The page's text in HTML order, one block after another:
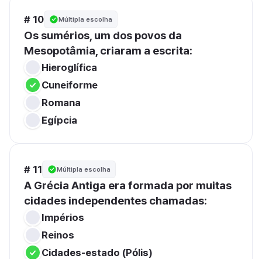
# 10 Múltipla escolha
Os sumérios, um dos povos da
Mesopotâmia, criaram a escrita:
Hieroglífica
Cuneiforme
Romana
Egípcia
# 11 Múltipla escolha
A Grécia Antiga era formada por muitas
cidades independentes chamadas:
Impérios
Reinos
Cidades-estado (Pólis)